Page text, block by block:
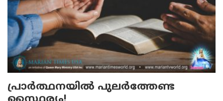
പ്രാര്‍ത്ഥനയില്‍ പുലര്‍ത്തേണ്ട